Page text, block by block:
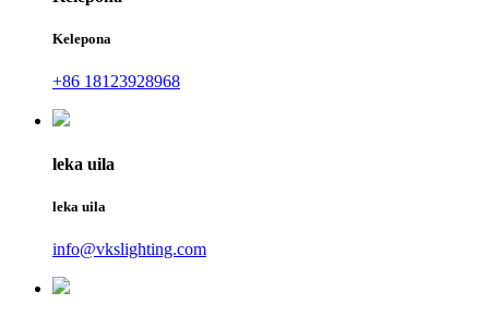
Kelepona
+86 18123928968
leka uila
leka uila
info@vkslighting.com